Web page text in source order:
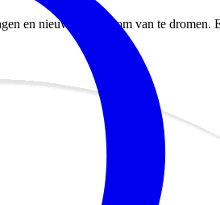
en nieuwe huizen om van te dromen.